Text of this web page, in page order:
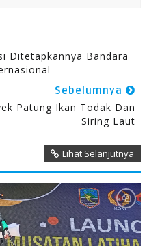
Ditetapkannya Bandara
Sebelumnya
Patung Ikan Todak Dan
Siring Laut
Lihat Selanjutnya